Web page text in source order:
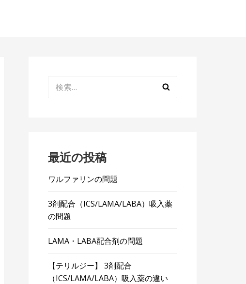
索:
最近の投稿
ワルファリンの問題
3剤配合（ICS/LAMA/LABA）吸入薬
の問題
LAMA・LABA配合剤の問題
【テリルジー】 3剤配合
（ICS/LAMA/LABA）吸入薬の違い